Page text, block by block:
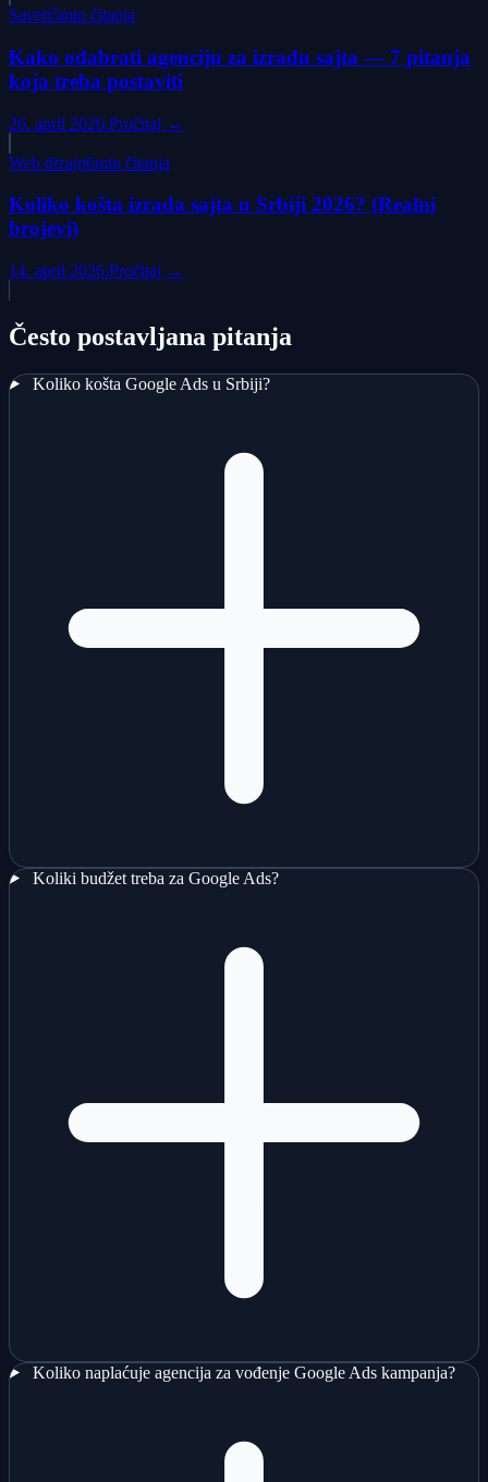
Saveti5min čitanja
Kako odabrati agenciju za izradu sajta — 7 pitanja
koja treba postaviti
26. april 2026.Pročitaj →
Web dizajn6min čitanja
Koliko košta izrada sajta u Srbiji 2026? (Realni
brojevi)
14. april 2026.Pročitaj →
Često postavljana pitanja
Koliko košta Google Ads u Srbiji?
Koliki budžet treba za Google Ads?
Koliko naplaćuje agencija za vođenje Google Ads kampanja?